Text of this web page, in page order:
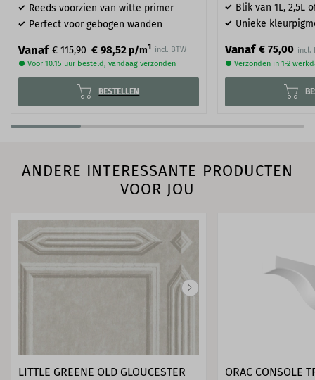
Reeds voorzien van witte primer
Perfect voor gebogen wanden
Vanaf € 115,90 € 98,52p/m1
incl. BTW
● Voor 10.15 uur besteld, vandaag verzonden
BESTELLEN
Blik van 1L, 2,5L
Unieke
Vanaf € 75,00
● Verzonden in 1-2
ANDERE INTERESSANTE PRODUCTEN
VOOR JOU
LITTLE GREENE OLD GLOUCESTER
ORAC CONSOLE